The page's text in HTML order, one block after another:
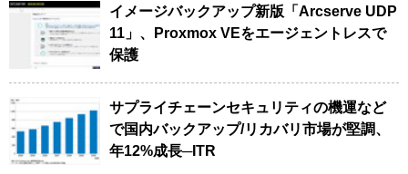
イメージバックアップ新版「Arcserve UDP
11」、Proxmox VEをエージェントレスで
保護
サプライチェーンセキュリティの機運など
で国内バックアップ/リカバリ市場が堅調、
年12%成長─ITR